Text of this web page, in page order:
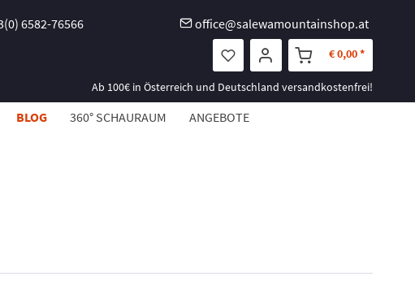
6582-76566 office@salewamountainshop.at
€ 0,00 *
Ab 100€ in Österreich und Deutschland versandkostenfrei!
BLOG 360° SCHAURAUM ANGEBOTE